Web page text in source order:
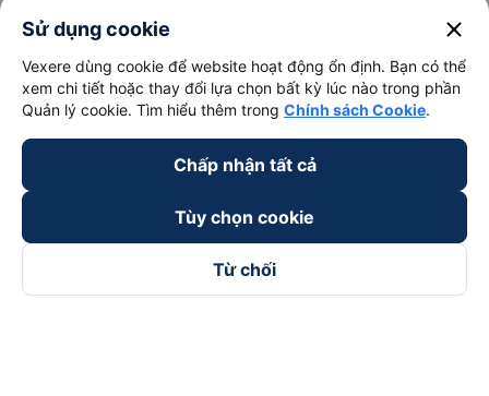
Sử dụng cookie close
Vexere dùng cookie để website hoạt động ổn định. Bạn có thể
xem chi tiết hoặc thay đổi lựa chọn bất kỳ lúc nào trong phần
Quản lý cookie. Tìm hiểu thêm trong Chính sách Cookie.
Chấp nhận tất cả
Tùy chọn cookie
Từ chối